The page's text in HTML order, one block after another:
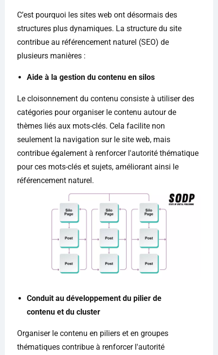
C’est pourquoi les sites web ont désormais des
structures plus dynamiques. La structure du site
contribue au référencement naturel (SEO) de
plusieurs manières :
Aide à la gestion du contenu en silos
Le cloisonnement du contenu consiste à utiliser des
catégories pour organiser le contenu autour de
thèmes liés aux mots-clés. Cela facilite non
seulement la navigation sur le site web, mais
contribue également à renforcer l'autorité thématique
pour ces mots-clés et sujets, améliorant ainsi le
référencement naturel.
Conduit au développement du pilier de
contenu et du cluster
Organiser le contenu en piliers et en groupes
thématiques contribue à renforcer l'autorité